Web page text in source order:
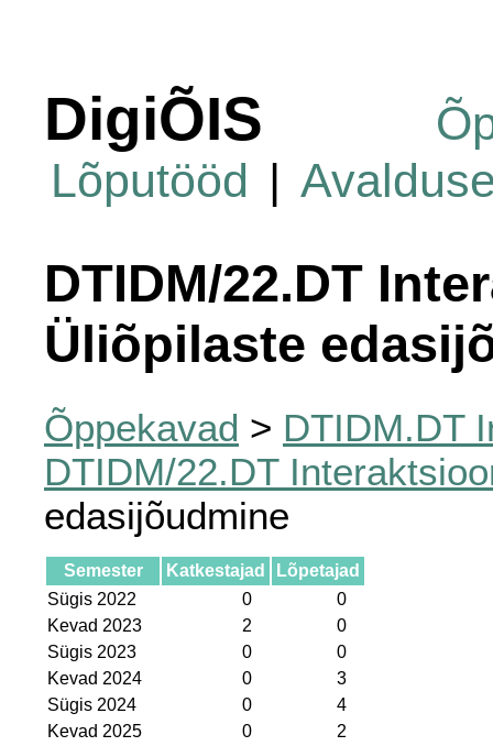
DigiÕIS
Lõputööd |
DTIDM/22.DT
Üliõpilaste
Õppekavad > DTIDM.DT
DTIDM/22.DT
edasijõudmine
Semester Katkestajad
Lõpetajad
Sügis 2022
0
0
Kevad 2023
2
0
Sügis 2023
0
0
Kevad 2024
0
3
Sügis 2024
0
4
Kevad 2025
0
2